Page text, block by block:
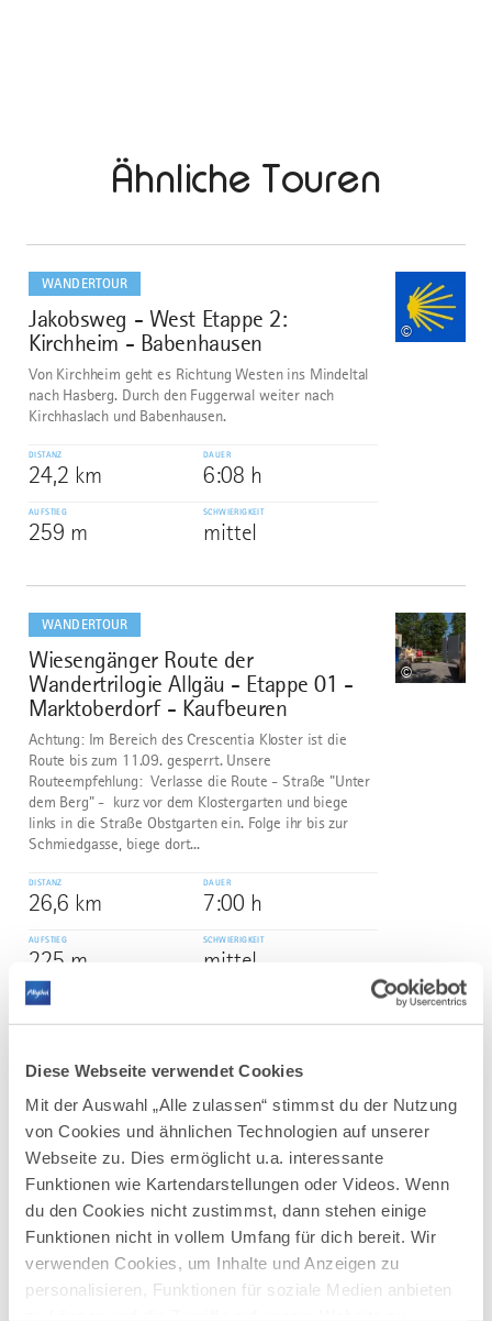
Diese Webseite verwendet Cookies
Mit der Auswahl „Alle zulassen“ stimmst du der Nutzung
von Cookies und ähnlichen Technologien auf unserer
Webseite zu. Dies ermöglicht u.a. interessante
Funktionen wie Kartendarstellungen oder Videos. Wenn
du den Cookies nicht zustimmst, dann stehen einige
Funktionen nicht in vollem Umfang für dich bereit. Wir
verwenden Cookies, um Inhalte und Anzeigen zu
personalisieren, Funktionen für soziale Medien anbieten
Ähnliche Touren
WANDERTOUR
1
Jakobsweg - West Etappe 2:
Kirchheim - Babenhausen
©
Von Kirchheim geht es Richtung Westen ins Mindeltal
nach Hasberg. Durch den Fuggerwal weiter nach
Kirchhaslach und Babenhausen.
DISTANZ
24,2 km
DAUER
6:08 h
AUFSTIEG
259 m
SCHWIERIGKEIT
mittel
dazu
WANDERTOUR
2
Wiesengänger Route der
Wandertrilogie Allgäu - Etappe 01 -
Marktoberdorf - Kaufbeuren
©
Achtung: Im Bereich des Crescentia Kloster ist die
Route bis zum 11.09. gesperrt. Unsere
Routeempfehlung: Verlasse die Route - Straße "Unter
dem Berg" - kurz vor dem Klostergarten und biege
links in die Straße Obstgarten ein. Folge ihr bis zur
Schmiedgasse, biege dort...
DISTANZ
26,6 km
DAUER
7:00 h
AUFSTIEG
225 m
SCHWIERIGKEIT
mittel
dazu
über die Riedholzer Kugel
©
Naturschutzgebiet Eistobel – Wunder welt aus Wasser,
Fels und Eis
Rauschende Wasserfälle und tiefe Strudellöcher,
riesige Nagelfluhblöcke und gewaltige Felswände – das
etwa dreieinhalb Kilometer lange Naturschutzgebiet
Eistobel ist zu jeder Jahreszeit ein lohnendes...
mehr